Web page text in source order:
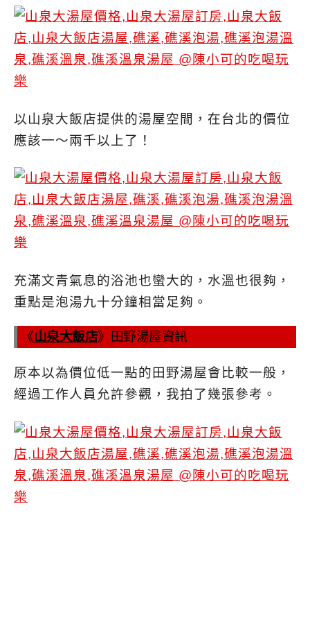
以山泉大飯店提供的湯屋空間，在台北的價位
應該一～兩千以上了！
充滿文青氣息的浴池也蠻大的，水溫也很夠，
重點是泡湯九十分鐘相當足夠。
《山泉大飯店》田野湯屋資訊
原本以為價位低一點的田野湯屋會比較一般，
經過工作人員允許參觀，我拍了幾張參考。